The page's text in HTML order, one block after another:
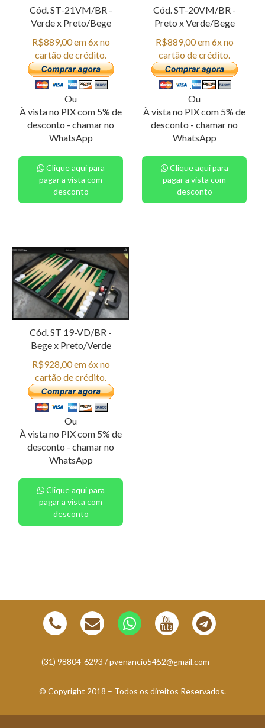
Cód. ST-21VM/BR -
Verde x Preto/Bege
R$889,00 em 6x no
cartão de crédito.
Ou
À vista no PIX com 5% de
desconto - chamar no
WhatsApp
Clique aqui para
pagar a vista com
desconto
Cód. ST-20VM/BR -
Preto x Verde/Bege
R$889,00 em 6x no
cartão de crédito.
Ou
À vista no PIX com 5% de
desconto - chamar no
WhatsApp
Clique aqui para
pagar a vista com
desconto
Cód. ST 19-VD/BR -
Bege x Preto/Verde
R$928,00 em 6x no
cartão de crédito.
Ou
À vista no PIX com 5% de
desconto - chamar no
WhatsApp
Clique aqui para
pagar a vista com
desconto
(31) 98804-6293 /pvenancio5452@gmail.com
© Copyright 2018 – Todos os direitos Reservados.